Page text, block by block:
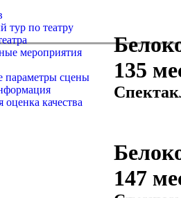
тур по театру
мероприятия
параметры сцены
оценка качества
135
147